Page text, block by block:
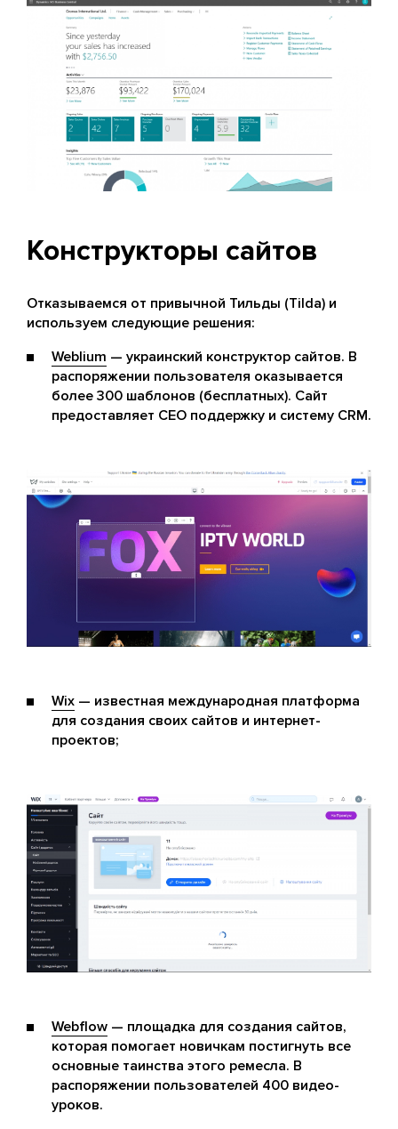
Конструкторы сайтов
Отказываемся от привычной Тильды (Tilda) и
используем следующие решения:
Weblium — украинский конструктор сайтов. В
распоряжении пользователя оказывается
более 300 шаблонов (бесплатных). Сайт
предоставляет СЕО поддержку и систему CRM.
Wix — известная международная платформа
для создания своих сайтов и интернет-
проектов;
Webflow — площадка для создания сайтов,
которая помогает новичкам постигнуть все
основные таинства этого ремесла. В
распоряжении пользователей 400 видео-
уроков.